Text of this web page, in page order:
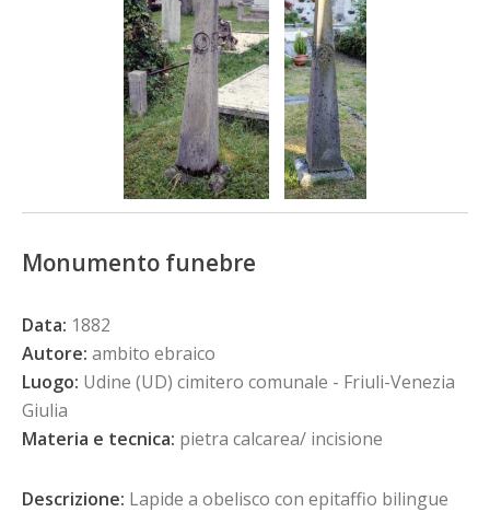
Monumento funebre
Data: 1882
Autore: ambito ebraico
Luogo: Udine (UD) cimitero comunale - Friuli-Venezia
Giulia
Materia e tecnica: pietra calcarea/ incisione
Descrizione: Lapide a obelisco con epitaffio bilingue